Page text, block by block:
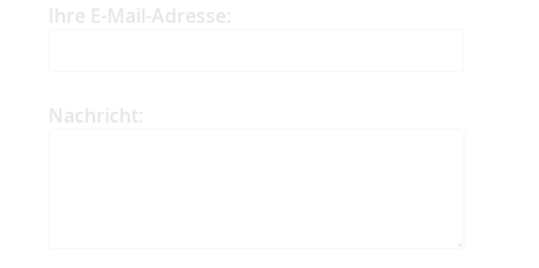
Ihre E-Mail-Adresse:
Nachricht: